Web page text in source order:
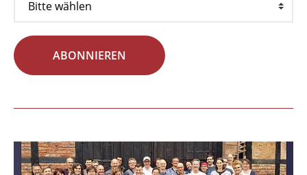
ABONNIEREN